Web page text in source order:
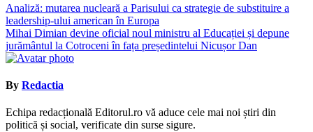
Navigare
în
articole
Analiză: mutarea nucleară a Parisului ca strategie de substituire a
leadership-ului american în Europa
Mihai Dimian devine oficial noul ministru al Educației și depune
jurământul la Cotroceni în fața președintelui Nicușor Dan
By Redactia
Echipa redacțională Editorul.ro vă aduce cele mai noi știri din
politică și social, verificate din surse sigure.